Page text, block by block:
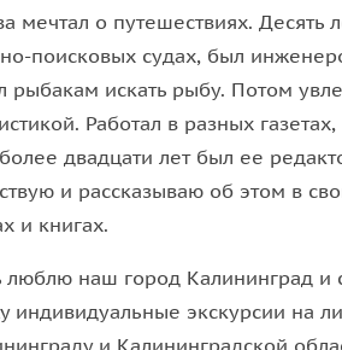
приморский городок. Это
добывается и
застывшей смолы. Говорят,
немыслимых болезней. Вы
которого до сих пор стоит
(бывший замок прусского
области на берегу
из разных уголков нашей
мечтал о путешествиях. Десять
поисковых судах, был
рыбакам искать рыбу. Потом
Работал в разных
двадцати лет был ее
и рассказываю об этом в
и книгах.
люблю наш город Калининград и
индивидуальные экскурсии на
и Калининградской